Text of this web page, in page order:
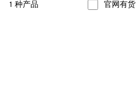
1 种产品 官网有货